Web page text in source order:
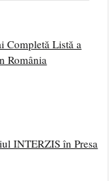
Listă a
România
INTERZIS în Presa